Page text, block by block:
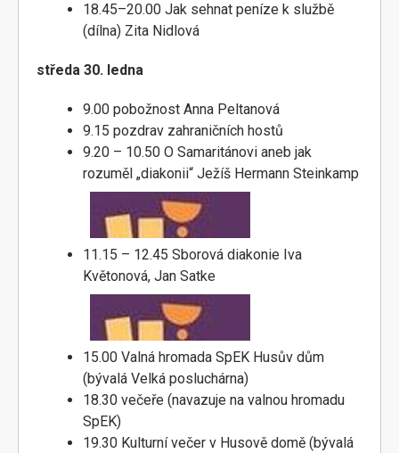
18.45–20.00 Jak sehnat peníze k službě
(dílna) Zita Nidlová
středa 30. ledna
9.00 pobožnost Anna Peltanová
9.15 pozdrav zahraničních hostů
9.20 – 10.50 O Samaritánovi aneb jak
rozuměl „diakonii“ Ježíš Hermann Steinkamp
11.15 – 12.45 Sborová diakonie Iva
Květonová, Jan Satke
15.00 Valná hromada SpEK Husův dům
(bývalá Velká posluchárna)
18.30 večeře (navazuje na valnou hromadu
SpEK)
19.30 Kulturní večer v Husově domě (bývalá